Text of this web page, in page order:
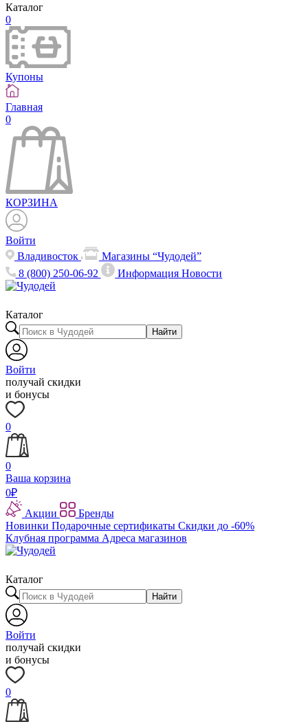
Каталог
0
Купоны
Главная
0
КОРЗИНА
Войти
Владивосток
Магазины “Чудодей”
8 (800) 250-06-92
ИнформацияНовости
Каталог
Найти
Войти
получай скидки
и бонусы
0
0
Ваша корзина
0₽
Акции
Бренды
Новинки Подарочные сертификаты Скидки до -60%
Клубная программа Адреса магазинов
Каталог
Найти
Войти
получай скидки
и бонусы
0